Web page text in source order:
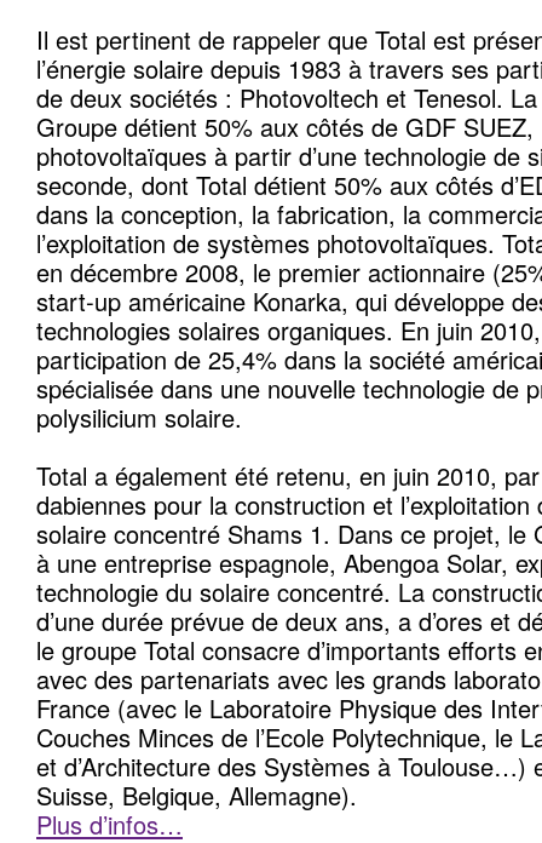
Il est pertinent de rappeler que Total est
l’énergie solaire depuis 1983 à travers ses
de deux sociétés : Photovoltech et Tenesol.
Groupe détient 50% aux côtés de GDF
photovoltaïques à partir d’une technologie de
seconde, dont Total détient 50% aux côtés
dans la conception, la fabrication, la
l’exploitation de systèmes photovoltaïques.
en décembre 2008, le premier actionnaire
start-up américaine Konarka, qui développe
technologies solaires organiques. En juin
participation de 25,4% dans la société
spécialisée dans une nouvelle technologie de
polysilicium solaire.
Total a également été retenu, en juin 2010,
dabiennes pour la construction et
solaire concentré Shams 1. Dans ce projet, le
à une entreprise espagnole, Abengoa Solar,
technologie du solaire concentré. La
d’une durée prévue de deux ans, a d’ores et
le groupe Total consacre d’importants efforts
avec des partenariats avec les grands
France (avec le Laboratoire Physique des
Couches Minces de l’Ecole Polytechnique, le
et d’Architecture des Systèmes à Toulouse…)
Suisse, Belgique, Allemagne).
Plus d’infos…